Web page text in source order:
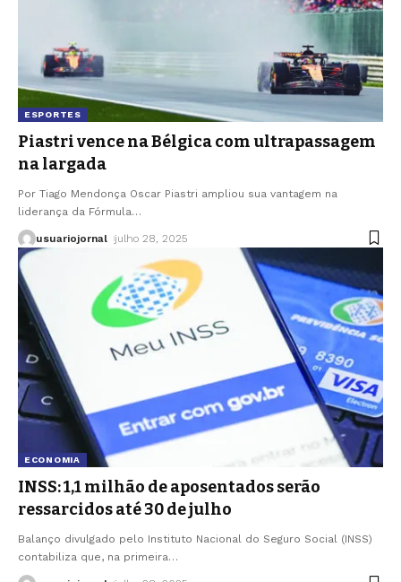
ESPORTES
Piastri vence na Bélgica com ultrapassagem
na largada
Por Tiago Mendonça Oscar Piastri ampliou sua vantagem na
liderança da Fórmula…
usuariojornal julho 28, 2025
ECONOMIA
INSS: 1,1 milhão de aposentados serão
ressarcidos até 30 de julho
Balanço divulgado pelo Instituto Nacional do Seguro Social (INSS)
contabiliza que, na primeira…